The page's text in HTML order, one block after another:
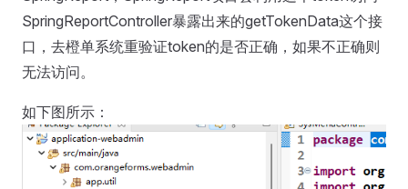
SpringReportController暴露出来的getTokenData这个接
口，去橙单系统重验证token的是否正确，如果不正确则
无法访问。
如下图所示：